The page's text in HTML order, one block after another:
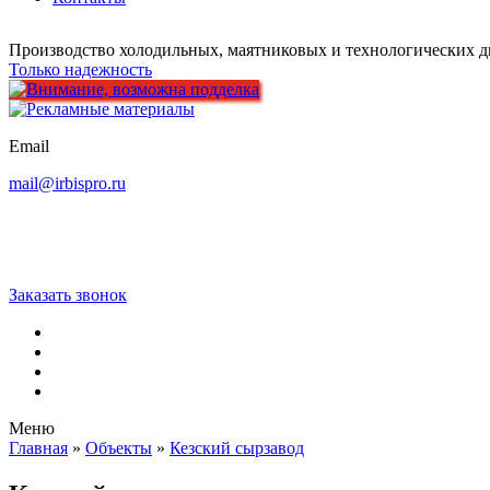
Производство холодильных, маятниковых и технологических
Только надежность
Email
mail@irbispro.ru
Заказать звонок
Меню
Главная » Объекты » Кезский сырзавод